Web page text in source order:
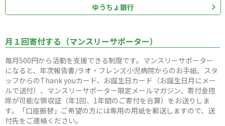
ゆうちょ銀行
月１回寄付する（マンスリーサポーター）
毎月500円から活動を支援できる制度です。マンスリーサポーター
になると、年次報告書/ラオ・フレンズ小児病院からのお手紙、スタ
ッフからのThank youカード、お誕生日カード（お誕生日月にメー
ルで送付）、マンスリーサポーター限定メールマガジン、寄付金控
除が可能な領収証（年1回、1年間のご寄付を合算）をお送りしま
す。「口座振替」ご希望の方には専用の用紙を郵送しますので、送
付先をご連絡ください。